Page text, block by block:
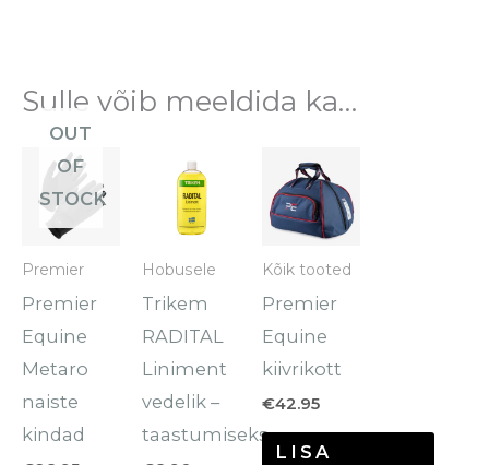
Sulle võib meeldida ka…
OUT
OF
STOCK
Premier
Premier
Equine
Metaro
naiste
kindad
Sellel
tootel
mitu
varianti.
Valikuid
saab
teha
tootelehel.
Hobusele
Trikem
RADITAL
Liniment
vedelik –
taastumiseks
€8.90
kuni
€13.30
Sellel
tootel
mitu
varianti.
Valikuid
saab
teha
tootelehel.
Kõik tooted
Premier
Equine
kiivrikott
€42.95
LISA